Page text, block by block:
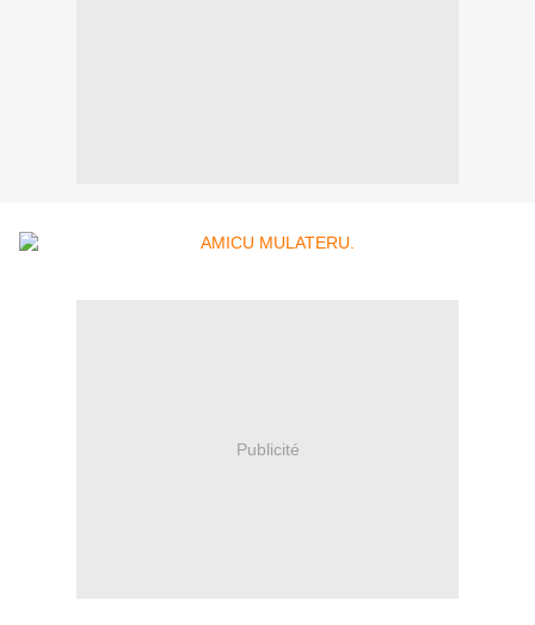
Publicité